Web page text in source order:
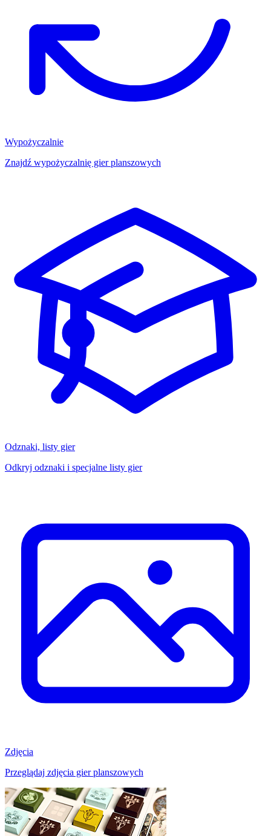
Wypożyczalnie
Znajdź wypożyczalnię gier planszowych
Odznaki, listy gier
Odkryj odznaki i specjalne listy gier
Zdjęcia
Przeglądaj zdjęcia gier planszowych